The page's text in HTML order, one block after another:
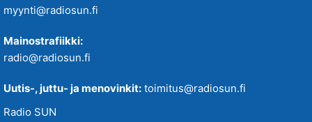
myynti@radiosun.fi
Mainostrafiikki:
radio@radiosun.fi
Uutis-, juttu- ja menovinkit: toimitus@radiosun.fi
Radio SUN